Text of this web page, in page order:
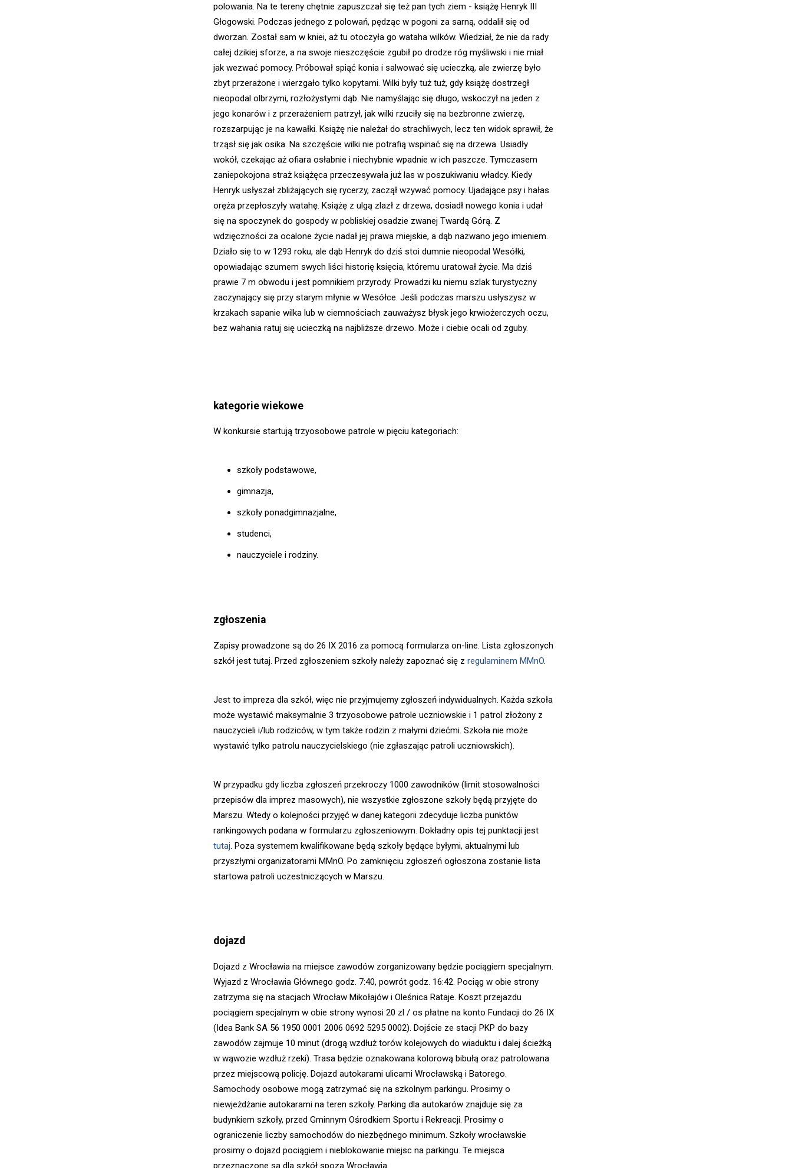
polowania. Na te tereny chętnie zapuszczał się też pan tych ziem - książę Henryk III
Głogowski. Podczas jednego z polowań, pędząc w pogoni za sarną, oddalił się od
dworzan. Został sam w kniei, aż tu otoczyła go wataha wilków. Wiedział, że nie da rady
całej dzikiej sforze, a na swoje nieszczęście zgubił po drodze róg myśliwski i nie miał
jak wezwać pomocy. Próbował spiąć konia i salwować się ucieczką, ale zwierzę było
zbyt przerażone i wierzgało tylko kopytami. Wilki były tuż tuż, gdy książę dostrzegł
nieopodal olbrzymi, rozłożystymi dąb. Nie namyślając się długo, wskoczył na jeden z
jego konarów i z przerażeniem patrzył, jak wilki rzuciły się na bezbronne zwierzę,
rozszarpując je na kawałki. Książę nie należał do strachliwych, lecz ten widok sprawił, że
trząsł się jak osika. Na szczęście wilki nie potrafią wspinać się na drzewa. Usiadły
wokół, czekając aż ofiara osłabnie i niechybnie wpadnie w ich paszcze. Tymczasem
zaniepokojona straż książęca przeczesywała już las w poszukiwaniu władcy. Kiedy
Henryk usłyszał zbliżających się rycerzy, zaczął wzywać pomocy. Ujadające psy i hałas
oręża przepłoszyły watahę. Książę z ulgą zlazł z drzewa, dosiadł nowego konia i udał
się na spoczynek do gospody w pobliskiej osadzie zwanej Twardą Górą. Z
wdzięczności za ocalone życie nadał jej prawa miejskie, a dąb nazwano jego imieniem.
Działo się to w 1293 roku, ale dąb Henryk do dziś stoi dumnie nieopodal Wesółki,
opowiadając szumem swych liści historię księcia, któremu uratował życie. Ma dziś
prawie 7 m obwodu i jest pomnikiem przyrody. Prowadzi ku niemu szlak turystyczny
zaczynający się przy starym młynie w Wesółce. Jeśli podczas marszu usłyszysz w
krzakach sapanie wilka lub w ciemnościach zauważysz błysk jego krwiożerczych oczu,
bez wahania ratuj się ucieczką na najbliższe drzewo. Może i ciebie ocali od zguby.
kategorie wiekowe
W konkursie startują trzyosobowe patrole w pięciu kategoriach:
szkoły podstawowe,
gimnazja,
szkoły ponadgimnazjalne,
studenci,
nauczyciele i rodziny.
zgłoszenia
Zapisy prowadzone są do 26 IX 2016 za pomocą formularza on-line. Lista zgłoszonych
szkół jest tutaj. Przed zgłoszeniem szkoły należy zapoznać się z regulaminem MMnO
Jest to impreza dla szkół, więc nie przyjmujemy zgłoszeń indywidualnych. Każda szkoła
może wystawić maksymalnie 3 trzyosobowe patrole uczniowskie i 1 patrol złożony z
nauczycieli i/lub rodziców, w tym także rodzin z małymi dziećmi. Szkoła nie może
wystawić tylko patrolu nauczycielskiego (nie zgłaszając patroli uczniowskich).
W przypadku gdy liczba zgłoszeń przekroczy 1000 zawodników (limit stosowalności
przepisów dla imprez masowych), nie wszystkie zgłoszone szkoły będą przyjęte do
Marszu. Wtedy o kolejności przyjęć w danej kategorii zdecyduje liczba punktów
rankingowych podana w formularzu zgłoszeniowym. Dokładny opis tej punktacji jest
tutaj . Poza systemem kwalifikowane będą szkoły będące byłymi, aktualnymi lub
przyszłymi organizatorami MMnO. Po zamknięciu zgłoszeń ogłoszona zostanie lista
startowa patroli uczestniczących w Marszu.
dojazd
Dojazd z Wrocławia na miejsce zawodów zorganizowany będzie pociągiem specjalnym.
Wyjazd z Wrocławia Głównego godz. 7:40, powrót godz. 16:42. Pociąg w obie strony
zatrzyma się na stacjach Wrocław Mikołajów i Oleśnica Rataje. Koszt przejazdu
pociągiem specjalnym w obie strony wynosi 20 zl / os płatne na konto Fundacji do 26 IX
(Idea Bank SA 56 1950 0001 2006 0692 5295 0002). Dojście ze stacji PKP do bazy
zawodów zajmuje 10 minut (drogą wzdłuż torów kolejowych do wiaduktu i dalej ścieżką
w wąwozie wzdłuż rzeki). Trasa będzie oznakowana kolorową bibułą oraz patrolowana
przez miejscową policję. Dojazd autokarami ulicami Wrocławską i Batorego.
Samochody osobowe mogą zatrzymać się na szkolnym parkingu. Prosimy o
niewjeżdżanie autokarami na teren szkoły. Parking dla autokarów znajduje się za
budynkiem szkoły, przed Gminnym Ośrodkiem Sportu i Rekreacji. Prosimy o
ograniczenie liczby samochodów do niezbędnego minimum. Szkoły wrocławskie
prosimy o dojazd pociągiem i nieblokowanie miejsc na parkingu. Te miejsca
przeznaczone są dla szkół spoza Wrocławia.